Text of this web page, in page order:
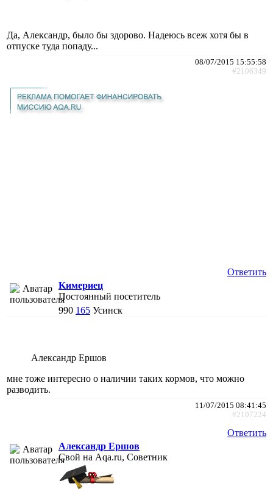
Да, Александр, было бы здорово. Надеюсь всеж хотя бы в
отпуске туда попаду...
08/07/2015 15:55:58
#2106349
Ответить
Kимериец
Постоянный посетитель
990 165 Усинск
Александр Ершов
мне тоже интересно о наличии таких кормов, что можно
разводить.
11/07/2015 08:41:45
#2107224
Ответить
Александр Ершов
Свой на Aqa.ru, Советник